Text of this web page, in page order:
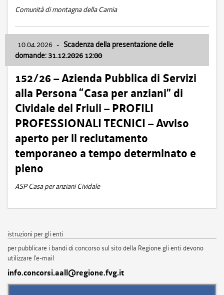
Comunità di montagna della Carnia
10.04.2026 - Scadenza della presentazione delle
domande: 31.12.2026 12:00
152/26 – Azienda Pubblica di Servizi
alla Persona “Casa per anziani” di
Cividale del Friuli – PROFILI
PROFESSIONALI TECNICI – Avviso
aperto per il reclutamento
temporaneo a tempo determinato e
pieno
ASP Casa per anziani Cividale
istruzioni per gli enti
per pubblicare i bandi di concorso sul sito della Regione gli enti devono
utilizzare l'e-mail
info.concorsi.aall@regione.fvg.it